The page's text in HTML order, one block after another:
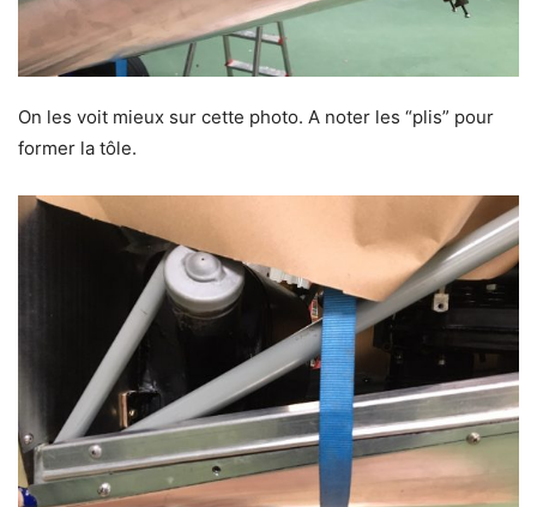
On les voit mieux sur cette photo. A noter les “plis” pour
former la tôle.